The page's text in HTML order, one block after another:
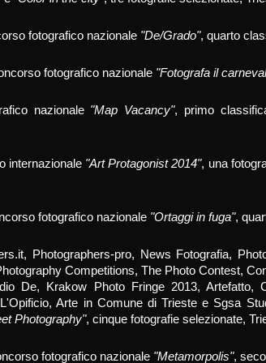
fotografico nazionale "De/Grado", quarto
fotografico nazionale "Fotografa il
nazionale "Map Vacancy", primo
internazionale "Art Protagonist 2014", una
fotografico nazionale "Ortaggi in fuga",
Photographers-pro, News Fotografia,
Competitions, The Photo Contest,
De, Krakow Photo Fringe 2013, Artefatto,
Arte in Comune di Trieste e Sgsa
Photography", cinque fotografie selezionate,
fotografico nazionale "Metamorpolis",